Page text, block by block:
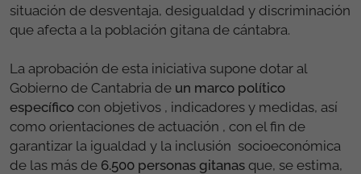
situación de desventaja, desigualdad y discriminación
que afecta a la población gitana de cántabra.
La aprobación de esta iniciativa supone dotar al
Gobierno de Cantabria de un marco político
específico con objetivos , indicadores y medidas, así
como orientaciones de actuación , con el fin de
garantizar la igualdad y la inclusión socioeconómica
de las más de 6.500 personas gitanas que, se estima,